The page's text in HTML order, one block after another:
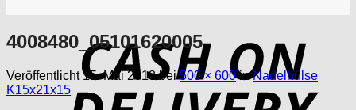
4008480_05101620005
Veröffentlicht15. Mai 2018bei500 × 600inNadelhülse
K15x21x15